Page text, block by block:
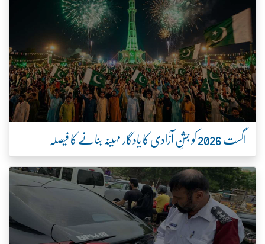
اگست 2026 کو جشنِ آزادی کا یادگار مہینہ بنانے کا فیصلہ